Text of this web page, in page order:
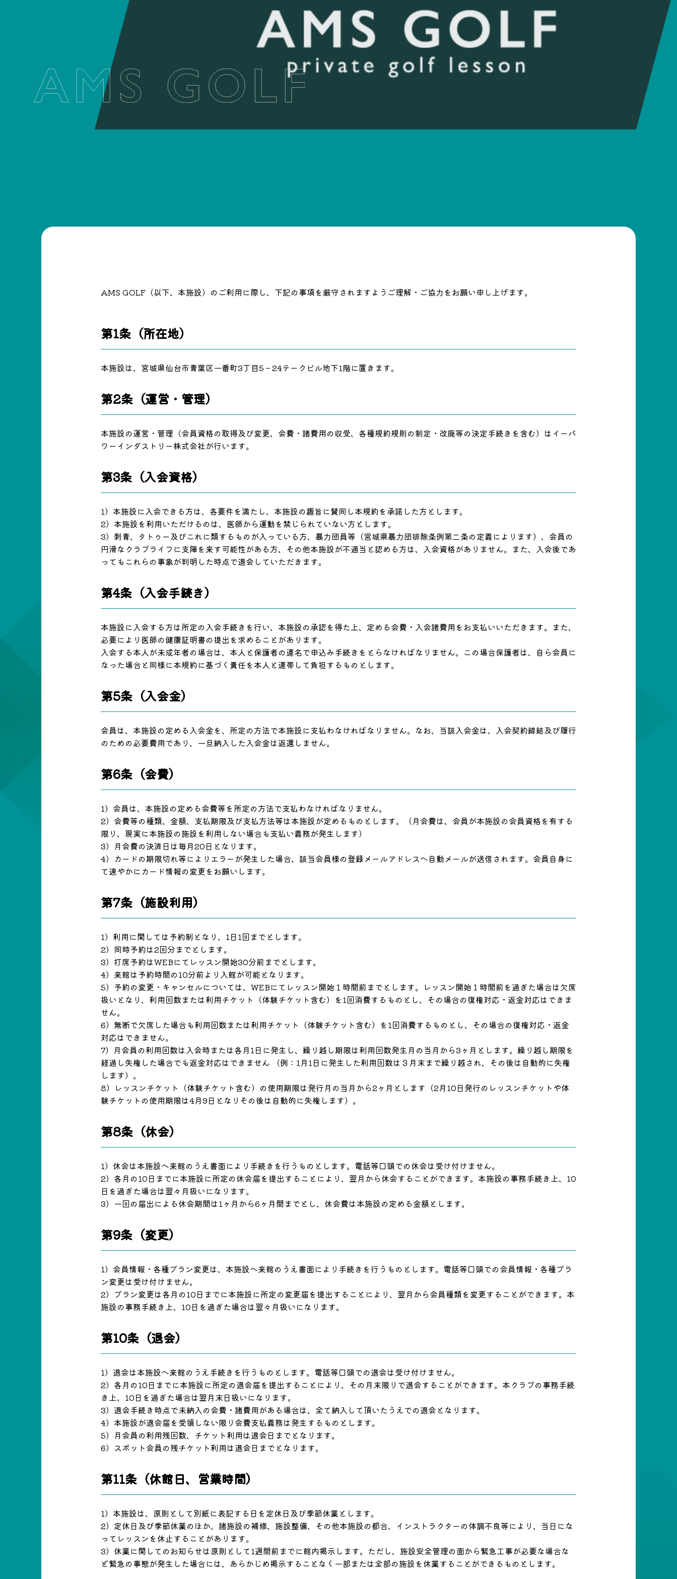
AMS GOLF（以下、本施設）のご利用に際し、下記の事項を厳守されますようご理解・ご協力をお願い申し上げます。
第1条（所在地）
本施設は、宮城県仙台市青葉区一番町3丁目5－24テークビル地下1階に置きます。
第2条（運営・管理）
本施設の運営・管理（会員資格の取得及び変更、会費・諸費用の収受、各種規約規則の制定・改廃等の決定手続きを含む）はイーパ
ワーインダストリー株式会社が行います。
第3条（入会資格）
1）本施設に入会できる方は、各要件を満たし、本施設の趣旨に賛同し本規約を承諾した方とします。
2）本施設を利用いただけるのは、医師から運動を禁じられていない方とします。
3）刺青、タトゥー及びこれに類するものが入っている方、暴力団員等（宮城県暴力団排除条例第二条の定義によります）、会員の
円滑なクラブライフに支障を来す可能性がある方、その他本施設が不適当と認める方は、入会資格がありません。また、入会後であ
ってもこれらの事象が判明した時点で退会していただきます。
第4条（入会手続き）
本施設に入会する方は所定の入会手続きを行い、本施設の承認を得た上、定める会費・入会諸費用をお支払いいただきます。また、
必要により医師の健康証明書の提出を求めることがあります。
入会する本人が未成年者の場合は、本人と保護者の連名で申込み手続きをとらなければなりません。この場合保護者は、自ら会員に
なった場合と同様に本規約に基づく責任を本人と連帯して負担するものとします。
第5条（入会金）
会員は、本施設の定める入会金を、所定の方法で本施設に支払わなければなりません。なお、当該入会金は、入会契約締結及び履行
のための必要費用であり、一旦納入した入会金は返還しません。
第6条（会費）
1）会員は、本施設の定める会費等を所定の方法で支払わなければなりません。
2）会費等の種類、金額、支払期限及び支払方法等は本施設が定めるものとします。（月会費は、会員が本施設の会員資格を有する
限り、現実に本施設の施設を利用しない場合も支払い義務が発生します）
3）月会費の決済日は毎月20日となります。
4）カードの期限切れ等によりエラーが発生した場合、該当会員様の登録メールアドレスへ自動メールが送信されます。会員自身に
て速やかにカード情報の変更をお願いします。
第7条（施設利用）
1）利用に関しては予約制となり、1日1回までとします。
2）同時予約は2回分までとします。
3）打席予約はWEBにてレッスン開始30分前までとします。
4）来館は予約時間の10分前より入館が可能となります。
5）予約の変更・キャンセルについては、WEBにてレッスン開始１時間前までとします。レッスン開始１時間前を過ぎた場合は欠席
扱いとなり、利用回数または利用チケット（体験チケット含む）を1回消費するものとし、その場合の復権対応・返金対応はできま
せん。
6）無断で欠席した場合も利用回数または利用チケット（体験チケット含む）を1回消費するものとし、その場合の復権対応・返金
対応はできません。
7）月会員の利用回数は入会時または各月1日に発生し、繰り越し期限は利用回数発生月の当月から3ヶ月とします。繰り越し期限を
経過し失権した場合でも返金対応はできません （例：1月1日に発生した利用回数は３月末まで繰り越され、その後は自動的に失権
します）。
8）レッスンチケット（体験チケット含む）の使用期限は発行月の当月から2ヶ月とします（2月10日発行のレッスンチケットや体
験チケットの使用期限は4月9日となりその後は自動的に失権します）。
第8条（休会）
1）休会は本施設へ来館のうえ書面により手続きを行うものとします。電話等口頭での休会は受け付けません。
2）各月の10日までに本施設に所定の休会届を提出することにより、翌月から休会することができます。本施設の事務手続き上、10
日を過ぎた場合は翌々月扱いになります。
3）一回の届出による休会期間は1ヶ月から6ヶ月間までとし、休会費は本施設の定める金額とします。
第9条（変更）
1）会員情報・各種プラン変更は、本施設へ来館のうえ書面により手続きを行うものとします。電話等口頭での会員情報・各種プラ
ン変更は受け付けません。
2）プラン変更は各月の10日までに本施設に所定の変更届を提出することにより、翌月から会員種類を変更することができます。本
施設の事務手続き上、10日を過ぎた場合は翌々月扱いになります。
第10条（退会）
1）退会は本施設へ来館のうえ手続きを行うものとします。電話等口頭での退会は受け付けません。
2）各月の10日までに本施設に所定の退会届を提出することにより、その月末限りで退会することができます。本クラブの事務手続
き上、10日を過ぎた場合は翌月末日扱いになります。
3）退会手続き時点で未納入の会費・諸費用がある場合は、全て納入して頂いたうえでの退会となります。
4）本施設が退会届を受領しない限り会費支払義務は発生するものとします。
5）月会員の利用残回数、チケット利用は退会日までとなります。
6）スポット会員の残チケット利用は退会日までとなります。
第11条（休館日、営業時間）
1）本施設は、原則として別紙に表記する日を定休日及び季節休業とします。
2）定休日及び季節休業のほか、諸施設の補修、施設整備、その他本施設の都合、インストラクターの体調不良等により、当日にな
ってレッスンを休止することがあります。
3）休業に関してのお知らせは原則として1週間前までに館内掲示します。ただし、施設安全管理の面から緊急工事が必要な場合な
ど緊急の事態が発生した場合には、あらかじめ掲示することなく一部または全部の施設を休業することができるものとします。